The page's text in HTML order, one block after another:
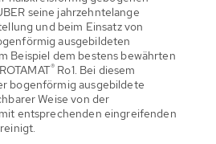
seine jahrzehntelange
und beim Einsatz von
ausgebildeten
Beispiel dem bestens bewährten
® Ro1. Bei diesem
bogenförmig ausgebildete
Weise von der
entsprechenden eingreifenden